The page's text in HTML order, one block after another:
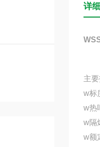
详
主
w标
w热
w隔
w额